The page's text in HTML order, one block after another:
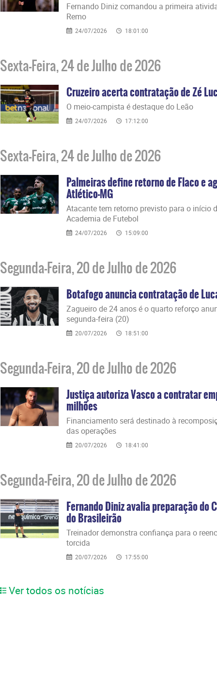
Fernando Diniz comandou a primeira
Remo
24/07/2026 18:01:00
Sexta-Feira, 24 de Julho de 2026
Cruzeiro acerta contratação de Zé
O meio-campista é destaque do Leão
24/07/2026 17:12:00
Sexta-Feira, 24 de Julho de 2026
Palmeiras define retorno de Flaco e
Atlético-MG
Atacante tem retorno previsto para o início
Academia de Futebol
24/07/2026 15:09:00
Segunda-Feira, 20 de Julho de 2026
Botafogo anuncia contratação de
Zagueiro de 24 anos é o quarto reforço
segunda-feira (20)
20/07/2026 18:51:00
Segunda-Feira, 20 de Julho de 2026
Justiça autoriza Vasco a contratar
milhões
Financiamento será destinado à
das operações
20/07/2026 18:41:00
Segunda-Feira, 20 de Julho de 2026
Fernando Diniz avalia preparação do
do Brasileirão
Treinador demonstra confiança para o
torcida
20/07/2026 17:55:00
Ver todos os notícias